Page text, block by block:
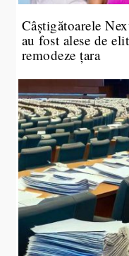
Câștigătoarele
au fost alese de
remodeze țara